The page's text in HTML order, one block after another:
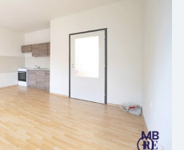
může do
snížení energetické
atraktivity celého
přirozeným centrem
zároveň vstupní
což z města
lokalitu nejen pro